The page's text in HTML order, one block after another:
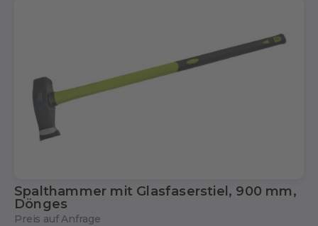
Spalthammer mit Glasfaserstiel, 900 mm,
Dönges
Preis auf Anfrage